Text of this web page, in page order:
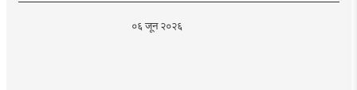
०६ जून २०२६